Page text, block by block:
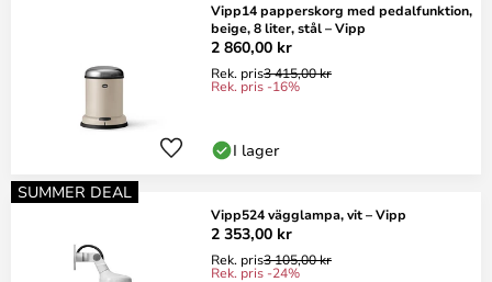
Vipp14 papperskorg med pedalfunktion,
beige, 8 liter, stål – Vipp
2 860,00 kr
Rek. pris3 415,00 kr
Rek. pris -16%
I lager
SUMMER DEAL
Vipp524 vägglampa, vit – Vipp
2 353,00 kr
Rek. pris3 105,00 kr
Rek. pris -24%